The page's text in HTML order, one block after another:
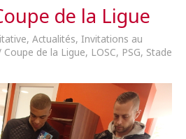
de la Ligue
, Actualités, Invitations au
Coupe de la Ligue, LOSC, PSG, Stade